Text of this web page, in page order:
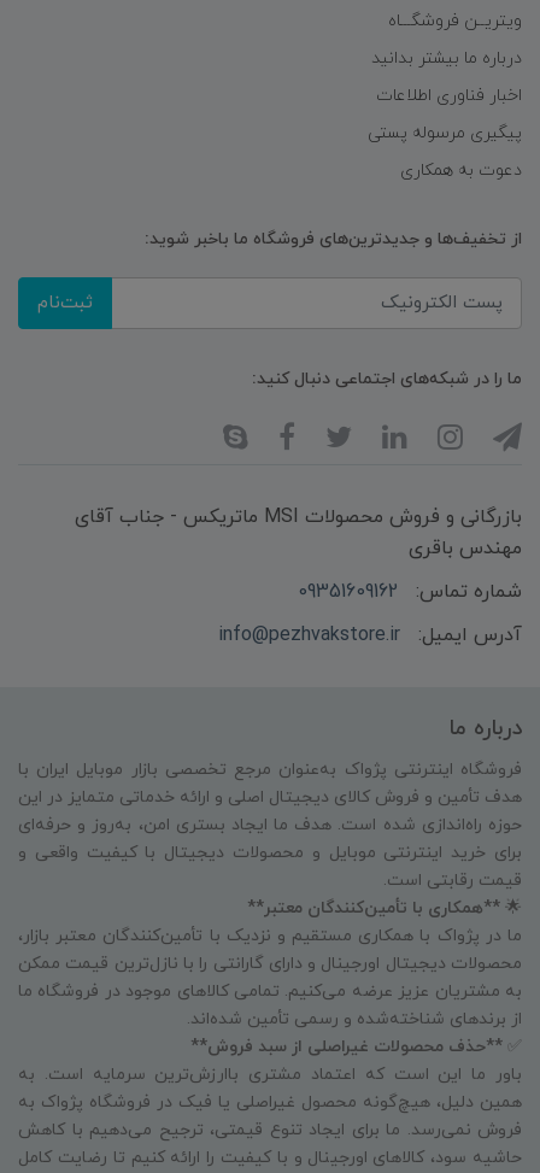
ویتریــن فروشگـــاه
درباره ما بیشتر بدانید
اخبار فناوری اطلاعات
پیگیری مرسوله پستی
دعوت به همکاری
از تخفیف‌ها و جدیدترین‌های فروشگاه ما باخبر شوید:
ثبت‌نام
ما را در شبکه‌های اجتماعی دنبال کنید:
بازرگانی و فروش محصولات MSI ماتریکس - جناب آقای
مهندس باقری
شماره تماس:
09351609162
آدرس ایمیل:
info@pezhvakstore.ir
درباره ما
فروشگاه اینترنتی پژواک به‌عنوان مرجع تخصصی بازار موبایل ایران با
هدف تأمین و فروش کالای دیجیتال اصلی و ارائه خدماتی متمایز در این
حوزه راه‌اندازی شده است. هدف ما ایجاد بستری امن، به‌روز و حرفه‌ای
برای خرید اینترنتی موبایل و محصولات دیجیتال با کیفیت واقعی و
قیمت رقابتی است.
🌟 **همکاری با تأمین‌کنندگان معتبر**
ما در پژواک با همکاری مستقیم و نزدیک با تأمین‌کنندگان معتبر بازار،
محصولات دیجیتال اورجینال و دارای گارانتی را با نازل‌ترین قیمت ممکن
به مشتریان عزیز عرضه می‌کنیم. تمامی کالاهای موجود در فروشگاه ما
از برندهای شناخته‌شده و رسمی تأمین شده‌اند.
✅ **حذف محصولات غیراصلی از سبد فروش**
باور ما این است که اعتماد مشتری باارزش‌ترین سرمایه است. به
همین دلیل، هیچ‌گونه محصول غیراصلی یا فیک در فروشگاه پژواک به
فروش نمی‌رسد. ما برای ایجاد تنوع قیمتی، ترجیح می‌دهیم با کاهش
حاشیه سود، کالاهای اورجینال و با کیفیت را ارائه کنیم تا رضایت کامل